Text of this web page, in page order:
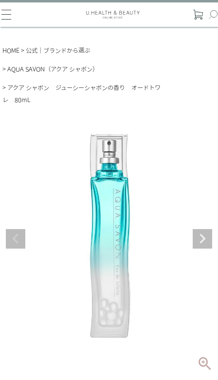
HOME 公式｜ブランドから選ぶ
AQUA SAVON（アクア シャボン）
アクア シャボン ジューシーシャボンの香り オードトワ
レ 80mL